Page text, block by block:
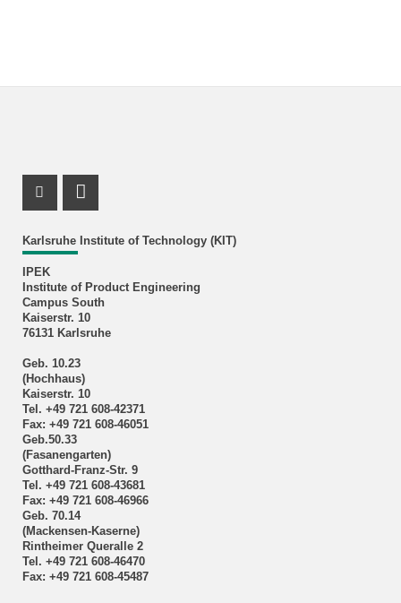
Karlsruhe Institute of Technology (KIT)
IPEK
Institute of Product Engineering
Campus South
Kaiserstr. 10
76131 Karlsruhe
Geb. 10.23
(Hochhaus)
Kaiserstr. 10
Tel. +49 721 608-42371
Fax: +49 721 608-46051
Geb.50.33
(Fasanengarten)
Gotthard-Franz-Str. 9
Tel. +49 721 608-43681
Fax: +49 721 608-46966
Geb. 70.14
(Mackensen-Kaserne)
Rintheimer Queralle 2
Tel. +49 721 608-46470
Fax: +49 721 608-45487
Youtube Profile
RSS-Feed